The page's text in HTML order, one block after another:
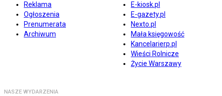
Reklama
Ogłoszenia
Prenumerata
Archiwum
E-kiosk.pl
E-gazety.pl
Nexto.pl
Mała księgowość
Kancelarierp.pl
Wieści Rolnicze
Życie Warszawy
NASZE WYDARZENIA